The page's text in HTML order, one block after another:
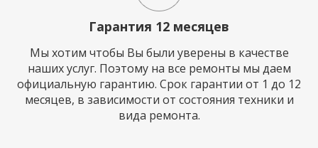
Гарантия 12 месяцев
Мы хотим чтобы Вы были уверены в качестве
наших услуг. Поэтому на все ремонты мы даем
официальную гарантию. Срок гарантии от 1 до 12
месяцев, в зависимости от состояния техники и
вида ремонта.